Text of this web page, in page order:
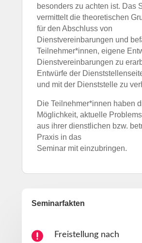
besonders zu achten ist. Das
vermittelt die theoretischen
für den Abschluss von
Dienstvereinbarungen und
Teilnehmer*innen, eigene
Dienstvereinbarungen zu
Entwürfe der
und mit der Dienststelle zu
Die Teilnehmer*innen haben
Möglichkeit, aktuelle
aus ihrer dienstlichen bzw.
Praxis in das
Seminar mit einzubringen.
Seminarfakten
 Freistellung nach